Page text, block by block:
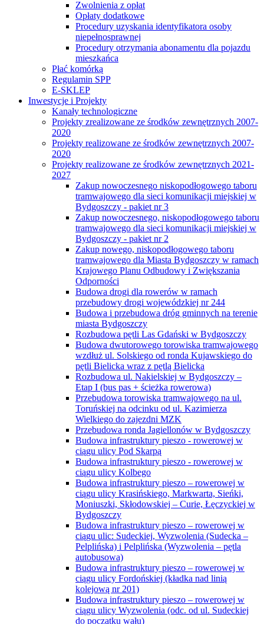
Zwolnienia z opłat
Opłaty dodatkowe
Procedury uzyskania identyfikatora osoby
niepełnosprawnej
Procedury otrzymania abonamentu dla pojazdu
mieszkańca
Płać komórką
Regulamin SPP
E-SKLEP
Inwestycje i Projekty
Kanały technologiczne
Projekty zrealizowane ze środków zewnętrznych 2007-
2020
Projekty realizowane ze środków zewnętrznych 2007-
2020
Projekty realizowane ze środków zewnętrznych 2021-
2027
Zakup nowoczesnego niskopodłogowego taboru
tramwajowego dla sieci komunikacji miejskiej w
Bydgoszczy - pakiet nr 3
Zakup nowoczesnego, niskopodłogowego taboru
tramwajowego dla sieci komunikacji miejskiej w
Bydgoszczy - pakiet nr 2
Zakup nowego, niskopodłogowego taboru
tramwajowego dla Miasta Bydgoszczy w ramach
Krajowego Planu Odbudowy i Zwiększania
Odporności
Budowa drogi dla rowerów w ramach
przebudowy drogi wojewódzkiej nr 244
Budowa i przebudowa dróg gminnych na terenie
miasta Bydgoszczy
Rozbudowa pętli Las Gdański w Bydgoszczy
Budowa dwutorowego torowiska tramwajowego
wzdłuż ul. Solskiego od ronda Kujawskiego do
pętli Bielicka wraz z pętlą Bielicka
Rozbudowa ul. Nakielskiej w Bydgoszczy –
Etap I (bus pas + ścieżka rowerowa)
Przebudowa torowiska tramwajowego na ul.
Toruńskiej na odcinku od ul. Kazimierza
Wielkiego do zajezdni MZK
Przebudowa ronda Jagiellonów w Bydgoszczy
Budowa infrastruktury pieszo - rowerowej w
ciągu ulicy Pod Skarpą
Budowa infrastruktury pieszo - rowerowej w
ciągu ulicy Kolbego
Budowa infrastruktury pieszo – rowerowej w
ciągu ulicy Krasińskiego, Markwarta, Sieńki,
Moniuszki, Skłodowskiej – Curie, Łęczyckiej w
Bydgoszczy
Budowa infrastruktury pieszo – rowerowej w
ciągu ulic: Sudeckiej, Wyzwolenia (Sudecka –
Pelplińska) i Pelplińska (Wyzwolenia – pętla
autobusowa)
Budowa infrastruktury pieszo – rowerowej w
ciągu ulicy Fordońskiej (kładka nad linią
kolejową nr 201)
Budowa infrastruktury pieszo – rowerowej w
ciągu ulicy Wyzwolenia (odc. od ul. Sudeckiej
do początku wału)